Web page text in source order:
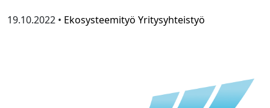
19.10.2022 • Ekosysteemityö Yritysyhteistyö